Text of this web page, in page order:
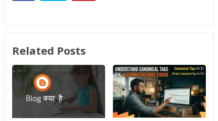
Related Posts